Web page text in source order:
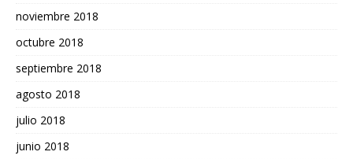
noviembre 2018
octubre 2018
septiembre 2018
agosto 2018
julio 2018
junio 2018